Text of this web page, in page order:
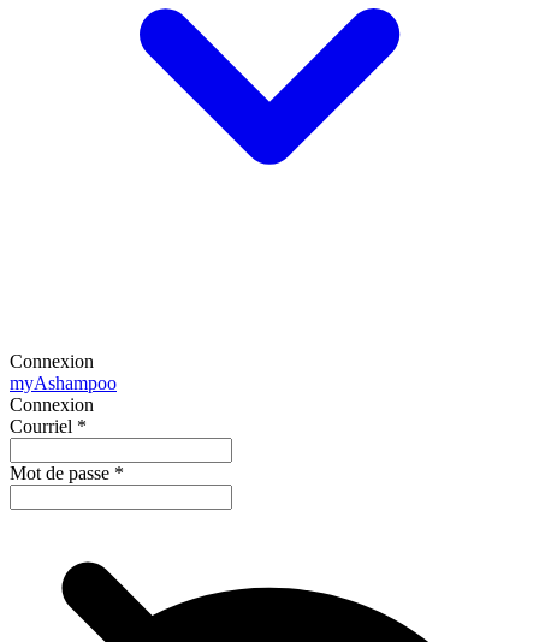
Connexion
myAshampoo
Connexion
Courriel *
Mot de passe *